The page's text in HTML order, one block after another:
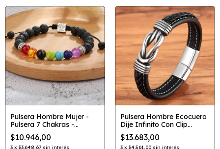
Pulsera Hombre Mujer -
Pulsera 7 Chakras -
Piedras Naturales
$10.946,00
3 x $3.648,67 sin interés
Pulsera Hombre Ecocuero
Dije Infinito Con Clip
Magnetico
$13.683,00
3 x $4.561,00 sin interés